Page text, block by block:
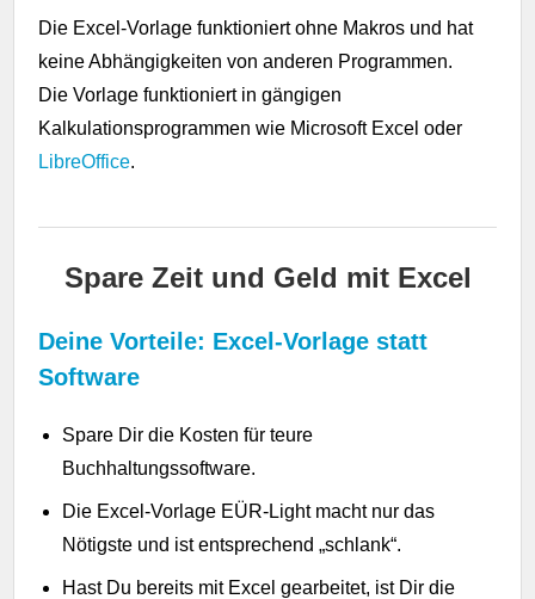
Die Excel-Vorlage funktioniert ohne Makros und hat
keine Abhängigkeiten von anderen Programmen.
Die Vorlage funktioniert in gängigen
Kalkulationsprogrammen wie Microsoft Excel oder
LibreOffice.
Spare Zeit und Geld mit Excel
Deine Vorteile: Excel-Vorlage statt
Software
Spare Dir die Kosten für teure
Buchhaltungssoftware.
Die Excel-Vorlage EÜR-Light macht nur das
Nötigste und ist entsprechend „schlank“.
Hast Du bereits mit Excel gearbeitet, ist Dir die